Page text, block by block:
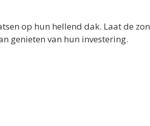
op hun hellend dak. Laat de zon
genieten van hun investering.